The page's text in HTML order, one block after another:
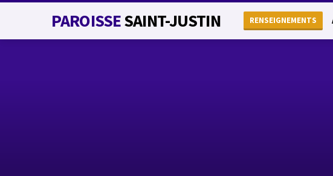
PAROISSESAINT-JUSTIN RENSEIGNEMENTS